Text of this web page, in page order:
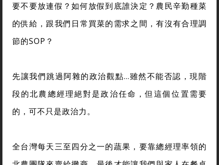
要不要放連假？如何放假到底誰決定？農民辛勤種菜
的供給，跟我們日常買菜的需求之間，有沒有合理調
節的SOP？
先讓我們跳過阿雜的政治觀點…雖然不能否認，現階
段的北農總經理絕對是政治任命，但這個位置需要
的，可不只是政治力。
全台灣每天三至四分之一的蔬果，要靠總經理率領的